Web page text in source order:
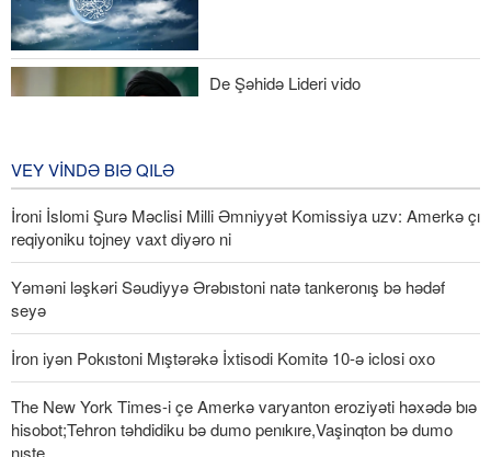
Əmir Əkrəminiya: Ləşkər tam hozzıye
De Şəhidə Lideri vido
VEY VINDƏ BIƏ QILƏ
İroni İslomi Şurə Məclisi Milli Əmniyyət Komissiya uzv: Amerkə çı
reqiyoniku tojney vaxt diyəro ni
Yəməni ləşkəri Səudiyyə Ərəbıstoni natə tankeronış bə hədəf
seyə
İron iyən Pokıstoni Mıştərəkə İxtisodi Komitə 10-ə iclosi oxo
The New York Times-i çe Amerkə varyanton eroziyəti həxədə bıə
hisobot;Tehron təhdidiku bə dumo penıkıre,Vaşinqton bə dumo